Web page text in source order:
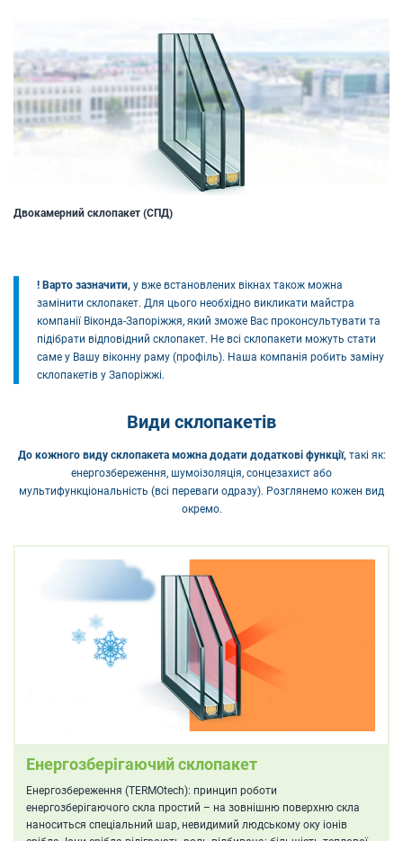
Двокамерний склопакет (СПД)
! Варто зазначити, у вже встановлених вікнах також можна
замінити склопакет. Для цього необхідно викликати майстра
компанії Віконда-Запоріжжя, який зможе Вас проконсультувати та
підібрати відповідний склопакет. Не всі склопакети можуть стати
саме у Вашу віконну раму (профіль). Наша компанія робить заміну
склопакетів у Запоріжжі.
Види склопакетів
До кожного виду склопакета можна додати додаткові функції,такі як:
енергозбереження, шумоізоляція, сонцезахист або
мультифункціональність (всі переваги одразу). Розглянемо кожен вид
окремо.
Енергозберігаючий склопакет
Енергозбереження (TERMOtech): принцип роботи
енергозберігаючого скла простий – на зовнішню поверхню скла
наноситься спеціальний шар, невидимий людському оку іонів